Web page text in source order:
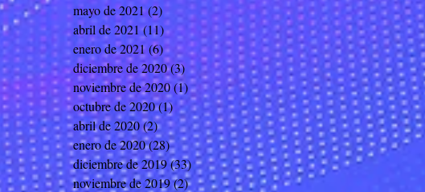
mayo de 2021(2) 2 entradas
abril de 2021 (11)11 entradas
enero de 2021(6)6 entradas
diciembre de 2020(3) 3 entradas
noviembre de 2020(1)1 entrada
octubre de 2020(1) 1 entrada
abril de 2020(2)2 entradas
enero de 2020(28)28 entradas
diciembre de 2019(33) 33 entradas
noviembre de 2019(2)2 entradas